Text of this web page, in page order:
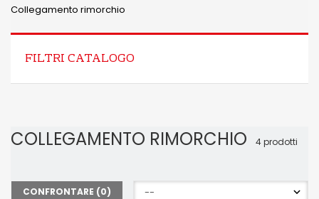
Collegamento rimorchio
FILTRI CATALOGO
COLLEGAMENTO RIMORCHIO 4 prodotti
CONFRONTARE (0)